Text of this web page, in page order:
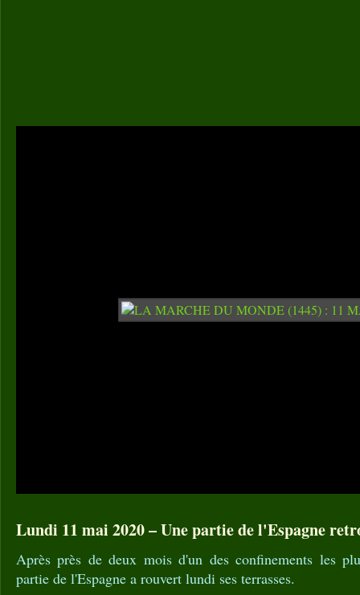
Lundi 11 mai 2020 – Une partie de l'Espagne
Après près de deux mois d'un des confinements les
partie de l'Espagne a rouvert lundi ses terrasses.